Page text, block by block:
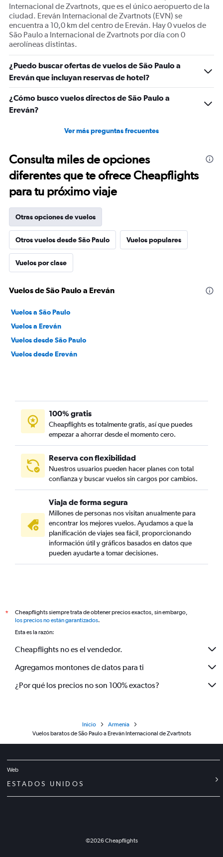
Internacional de Zvartnots, que es el único aeropuerto de la
ciudad. Ereván Internacional de Zvartnots (EVN) se
encuentra a 10,0 km del centro de Ereván. Hay 0 vuelos de
São Paulo a Internacional de Zvartnots por día con 0
aerolíneas distintas.
¿Puedo buscar ofertas de vuelos de São Paulo a
Ereván que incluyan reservas de hotel?
¿Cómo busco vuelos directos de São Paulo a
Ereván?
Ver más preguntas frecuentes
Consulta miles de opciones
diferentes que te ofrece Cheapflights
para tu próximo viaje
Otras opciones de vuelos
Otros vuelos desde São Paulo Vuelos populares
Vuelos por clase
Vuelos de São Paulo a Ereván
Vuelos a São Paulo
Vuelos a Ereván
Vuelos desde São Paulo
Vuelos desde Ereván
100% gratis
Cheapflights es totalmente gratis, así que puedes
empezar a ahorrar desde el momento cero.
Reserva con flexibilidad
Nuestros usuarios pueden hacer planes con total
confianza y buscar vuelos sin cargos por cambios.
Viaja de forma segura
Millones de personas nos visitan anualmente para
encontrar los mejores vuelos. Ayudamos a que la
planificación de viajes sea fácil, proporcionando
información útil y gráficos basados en datos que
pueden ayudarte a tomar decisiones.
*
Cheapflights siempre trata de obtener precios exactos, sin embargo,
los precios no están garantizados.
Esta es la razón:
Cheapflights no es el vendedor.
Agregamos montones de datos para ti
¿Por qué los precios no son 100% exactos?
Inicio
Armenia
Vuelos baratos de São Paulo a Ereván Internacional de Zvartnots
Web
ESTADOS UNIDOS
©2026Cheapflights